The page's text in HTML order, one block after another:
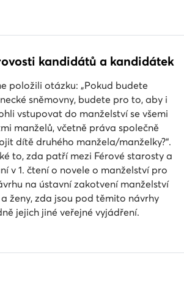
kandidátů a kandidátek
položili otázku: „Pokud budete
sněmovny, budete pro to, aby i
vstupovat do manželství se všemi
manželů, včetně práva společně
dítě druhého manžela/manželky?“.
to, zda patří mezi Férové starosty a
v 1. čtení o novele o manželství pro
na ústavní zakotvení manželství
ženy, zda jsou pod těmito návrhy
jejich jiné veřejné vyjádření.